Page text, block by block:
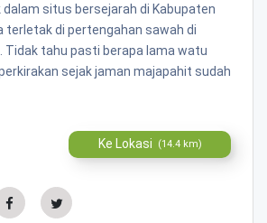
dalam situs bersejarah di Kabupaten
terletak di pertengahan sawah di
Tidak tahu pasti berapa lama watu
sejak jaman majapahit sudah
Ke Lokasi (14.4 km)